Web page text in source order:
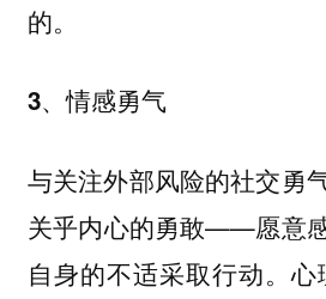
的。
3、情感勇气
与关注外部风险的社交勇
关乎内心的勇敢——愿意
自身的不适采取行动。心